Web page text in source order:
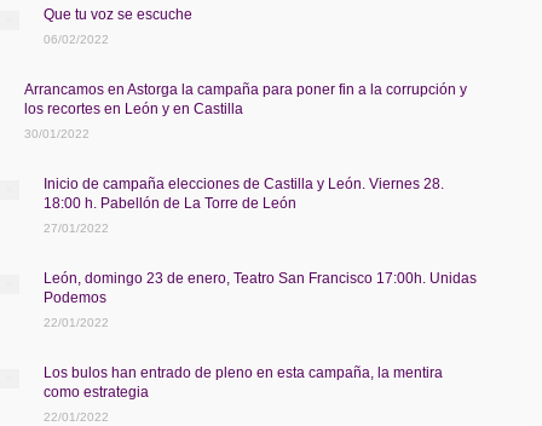
Que tu voz se escuche
06/02/2022
Arrancamos en Astorga la campaña para poner fin a la corrupción y
los recortes en León y en Castilla
30/01/2022
Inicio de campaña elecciones de Castilla y León. Viernes 28.
18:00 h. Pabellón de La Torre de León
27/01/2022
León, domingo 23 de enero, Teatro San Francisco 17:00h. Unidas
Podemos
22/01/2022
Los bulos han entrado de pleno en esta campaña, la mentira
como estrategia
22/01/2022